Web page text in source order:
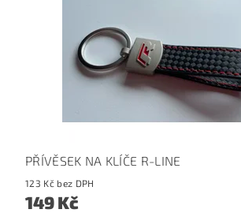
PŘÍVĚSEK NA KLÍČE R-LINE
123 Kč bez DPH
149 Kč